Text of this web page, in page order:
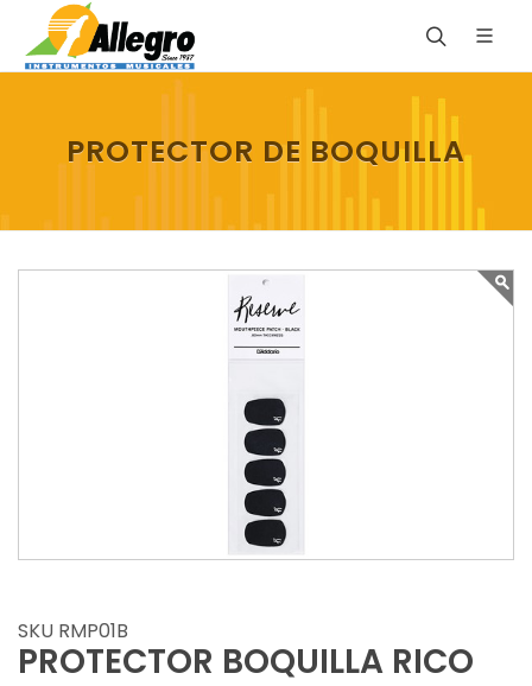
PROTECTOR DE BOQUILLA
SKU RMP01B
PROTECTOR BOQUILLA RICO